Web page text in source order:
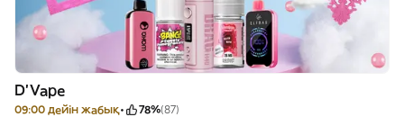
D'Vape
09:00 дейін жабық 78%(87)